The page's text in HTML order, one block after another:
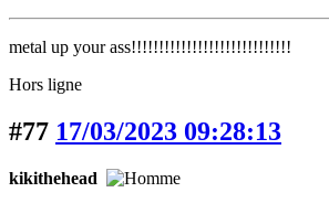
metal up your ass!!!!!!!!!!!!!!!!!!!!!!!!!!!!!
Hors ligne
#77 17/03/2023 09:28:13
kikithehead